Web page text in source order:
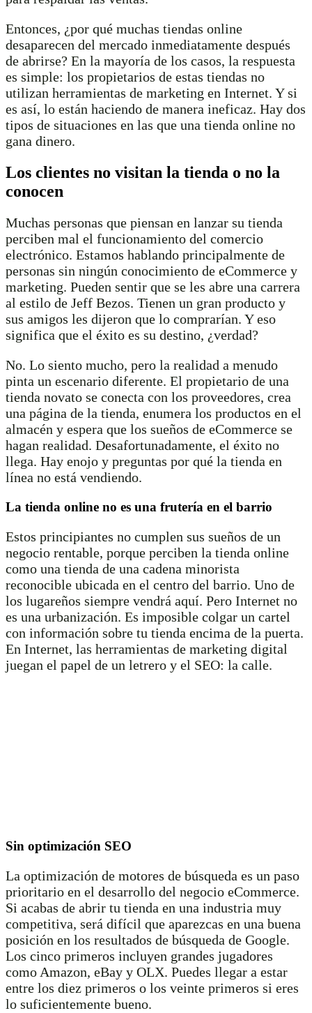
Entonces, ¿por qué muchas tiendas online
desaparecen del mercado inmediatamente después
de abrirse? En la mayoría de los casos, la respuesta
es simple: los propietarios de estas tiendas no
utilizan herramientas de marketing en Internet. Y si
es así, lo están haciendo de manera ineficaz. Hay dos
tipos de situaciones en las que una tienda online no
gana dinero.
Los clientes no visitan la tienda o no la
conocen
Muchas personas que piensan en lanzar su tienda
perciben mal el funcionamiento del comercio
electrónico. Estamos hablando principalmente de
personas sin ningún conocimiento de eCommerce y
marketing. Pueden sentir que se les abre una carrera
al estilo de Jeff Bezos. Tienen un gran producto y
sus amigos les dijeron que lo comprarían. Y eso
significa que el éxito es su destino, ¿verdad?
No. Lo siento mucho, pero la realidad a menudo
pinta un escenario diferente. El propietario de una
tienda novato se conecta con los proveedores, crea
una página de la tienda, enumera los productos en el
almacén y espera que los sueños de eCommerce se
hagan realidad. Desafortunadamente, el éxito no
llega. Hay enojo y preguntas por qué la tienda en
línea no está vendiendo.
La tienda online no es una frutería en el barrio
Estos principiantes no cumplen sus sueños de un
negocio rentable, porque perciben la tienda online
como una tienda de una cadena minorista
reconocible ubicada en el centro del barrio. Uno de
los lugareños siempre vendrá aquí. Pero Internet no
es una urbanización. Es imposible colgar un cartel
con información sobre tu tienda encima de la puerta.
En Internet, las herramientas de marketing digital
juegan el papel de un letrero y el SEO: la calle.
Sin optimización SEO
La optimización de motores de búsqueda es un paso
prioritario en el desarrollo del negocio eCommerce.
Si acabas de abrir tu tienda en una industria muy
competitiva, será difícil que aparezcas en una buena
posición en los resultados de búsqueda de Google.
Los cinco primeros incluyen grandes jugadores
como Amazon, eBay y OLX. Puedes llegar a estar
entre los diez primeros o los veinte primeros si eres
lo suficientemente bueno.